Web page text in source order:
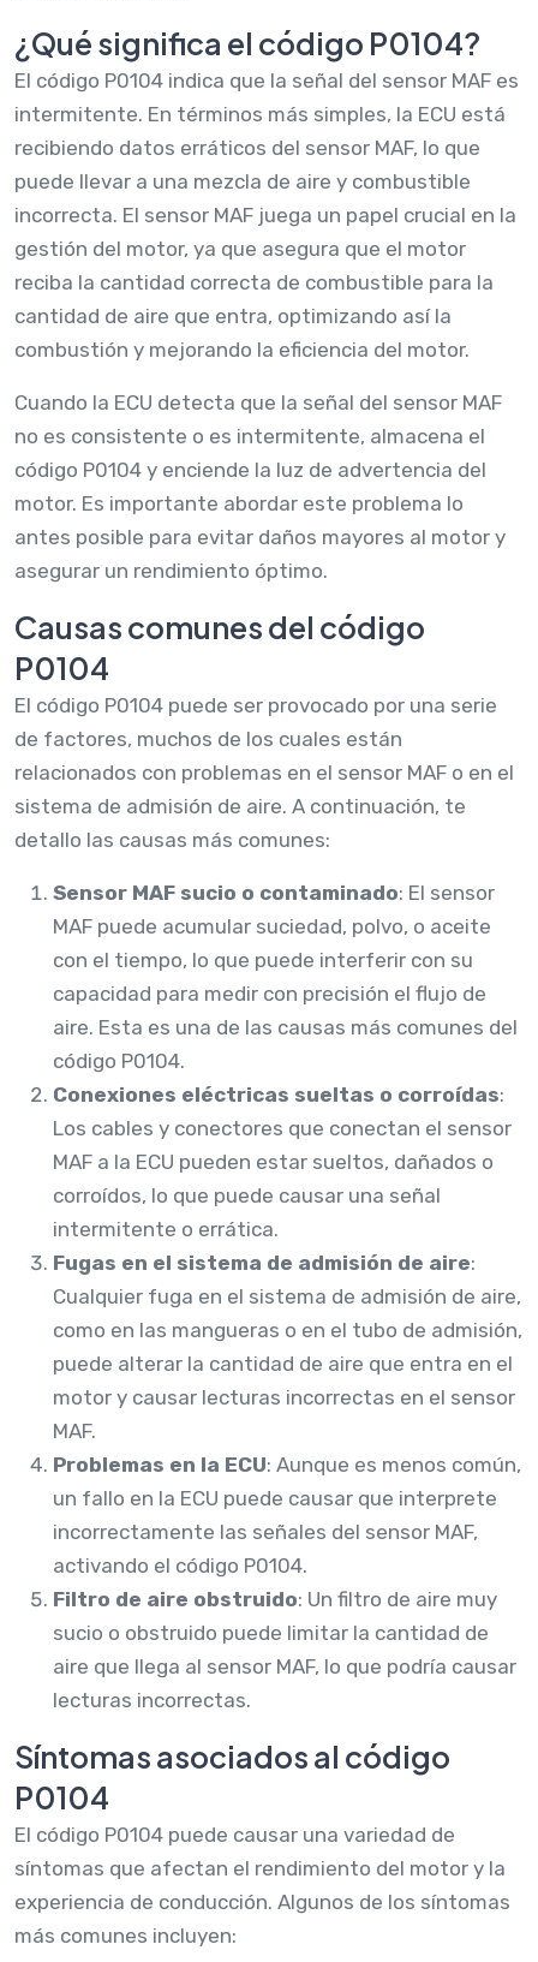
¿Qué significa el código P0104?
El código P0104 indica que la señal del sensor MAF es
intermitente. En términos más simples, la ECU está
recibiendo datos erráticos del sensor MAF, lo que
puede llevar a una mezcla de aire y combustible
incorrecta. El sensor MAF juega un papel crucial en la
gestión del motor, ya que asegura que el motor
reciba la cantidad correcta de combustible para la
cantidad de aire que entra, optimizando así la
combustión y mejorando la eficiencia del motor.
Cuando la ECU detecta que la señal del sensor MAF
no es consistente o es intermitente, almacena el
código P0104 y enciende la luz de advertencia del
motor. Es importante abordar este problema lo
antes posible para evitar daños mayores al motor y
asegurar un rendimiento óptimo.
Causas comunes del código
P0104
El código P0104 puede ser provocado por una serie
de factores, muchos de los cuales están
relacionados con problemas en el sensor MAF o en el
sistema de admisión de aire. A continuación, te
detallo las causas más comunes:
Sensor MAF sucio o contaminado: El sensor
MAF puede acumular suciedad, polvo, o aceite
con el tiempo, lo que puede interferir con su
capacidad para medir con precisión el flujo de
aire. Esta es una de las causas más comunes del
código P0104.
Conexiones eléctricas sueltas o corroídas:
Los cables y conectores que conectan el sensor
MAF a la ECU pueden estar sueltos, dañados o
corroídos, lo que puede causar una señal
intermitente o errática.
Fugas en el sistema de admisión de aire:
Cualquier fuga en el sistema de admisión de aire,
como en las mangueras o en el tubo de admisión,
puede alterar la cantidad de aire que entra en el
motor y causar lecturas incorrectas en el sensor
MAF.
Problemas en la ECU: Aunque es menos común,
un fallo en la ECU puede causar que interprete
incorrectamente las señales del sensor MAF,
activando el código P0104.
Filtro de aire obstruido: Un filtro de aire muy
sucio o obstruido puede limitar la cantidad de
aire que llega al sensor MAF, lo que podría causar
lecturas incorrectas.
Síntomas asociados al código
P0104
El código P0104 puede causar una variedad de
síntomas que afectan el rendimiento del motor y la
experiencia de conducción. Algunos de los síntomas
más comunes incluyen: